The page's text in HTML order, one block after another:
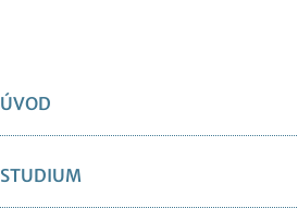
ÚVOD
STUDIUM